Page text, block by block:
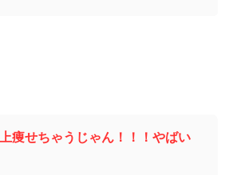
痩せちゃうじゃん！！！やばい